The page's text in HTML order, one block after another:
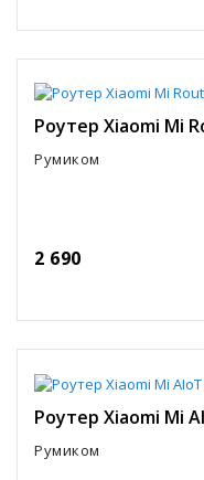
Роутер Xiaomi Mi
Румиком
2 690
Роутер Xiaomi Mi
Румиком